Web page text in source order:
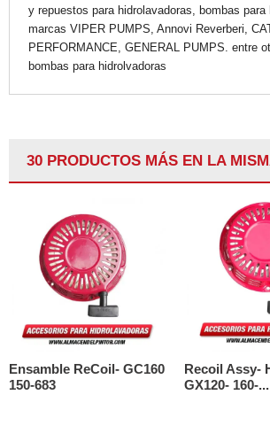
y repuestos para hidrolavadoras, bombas para
marcas VIPER PUMPS, Annovi Reverberi,
PERFORMANCE, GENERAL PUMPS. entre
bombas para hidrolvadoras
30 PRODUCTOS MÁS EN LA
Ensamble ReCoil- GC160
150-683
Recoil Assy-
GX120- 160-...